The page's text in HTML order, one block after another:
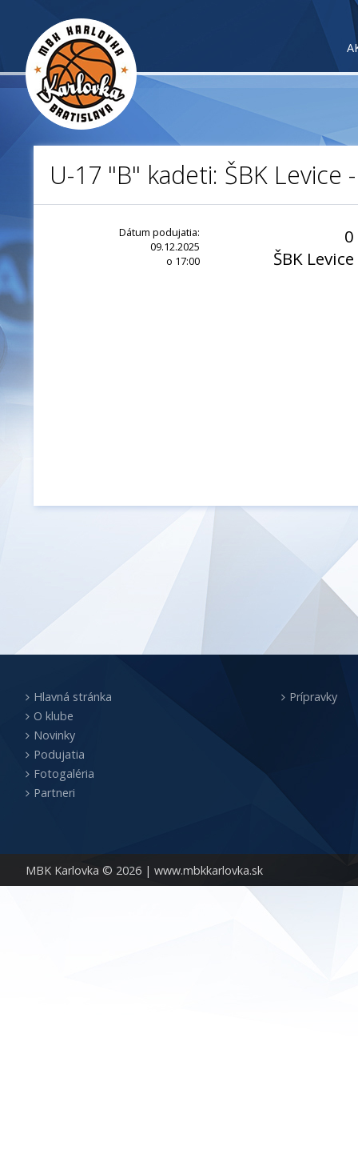
U-17 "B" kadeti: ŠBK Levice
Dátum podujatia:
09.12.2025
o 17:00
0
ŠBK Levice
MBK Karlovka © 2026 | www.mbkkarlovka.sk
Hlavná stránka
O klube
Novinky
Podujatia
Fotogaléria
Partneri
Prípravky